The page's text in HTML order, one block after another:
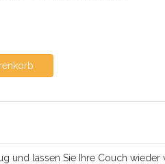
und lassen Sie Ihre Couch wieder